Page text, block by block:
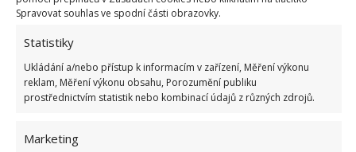
Spravovat souhlas ve spodní části obrazovky.
Statistiky
Ukládání a/nebo přístup k informacím v zařízení, Měření výkonu
reklam, Měření výkonu obsahu, Porozumění publiku
prostřednictvím statistik nebo kombinací údajů z různých zdrojů.
Marketing
tvrdými kartáči, aby se nepoškrábaly. Místo nich
Na dlaždice platí černé mýdlo
Dlaždice se špiní rychleji než jiné podlahové krytiny,
zvláště jsou-li bílé. Nalijte půl sklenice bílého octa do